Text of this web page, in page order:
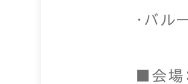
・バル
■会場